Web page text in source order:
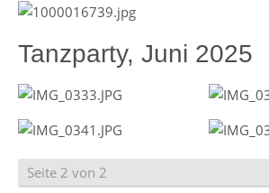
Tanzparty, Juni 2025
Seite 2 von 2